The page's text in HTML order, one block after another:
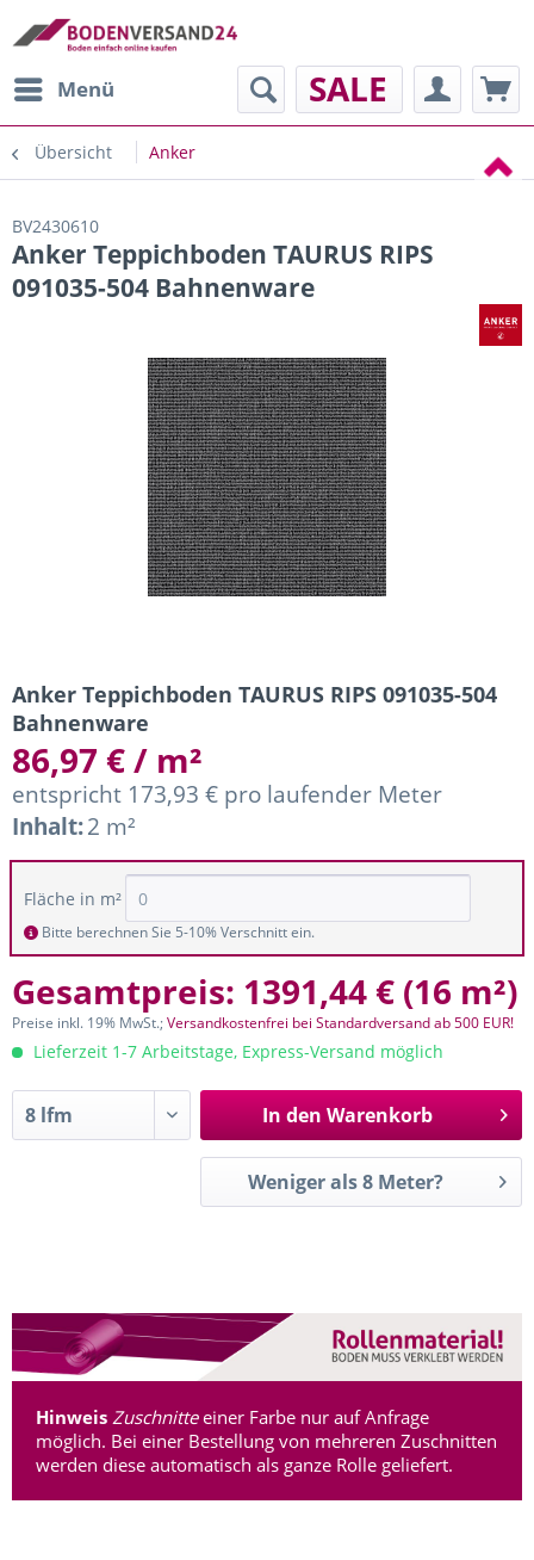
Menü SALE
Übersicht Anker
BV2430610
Anker Teppichboden TAURUS RIPS
091035-504 Bahnenware
Anker Teppichboden TAURUS RIPS 091035-504
Bahnenware
86,97 € / m²
entspricht 173,93 € pro laufender Meter
Inhalt:2 m²
Fläche in m²
Bitte berechnen Sie 5-10% Verschnitt ein.
Gesamtpreis: 1391,44 € (16 m²)
Preise inkl. 19% MwSt.;Versandkostenfrei bei Standardversand ab 500 EUR!
Lieferzeit 1-7 Arbeitstage, Express-Versand möglich
In den Warenkorb
Weniger als 8 Meter?
Hinweis Zuschnitteeiner Farbe nur auf Anfrage
möglich. Bei einer Bestellung von mehreren Zuschnitten
werden diese automatisch als ganze Rolle geliefert.